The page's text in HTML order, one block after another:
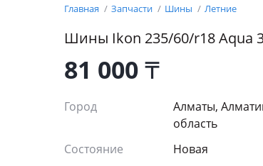
Главная Запчасти Шины Летние
Шины Ikon 235/60/r18 Aqua
81 000₸
Город
Алматы,
область
Состояние
Новая